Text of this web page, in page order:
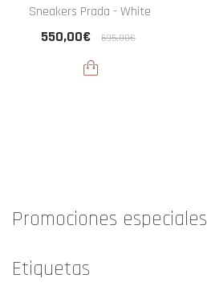
Sneakers Prada - White
550,00€ 695,00€
Promociones especiales
Etiquetas